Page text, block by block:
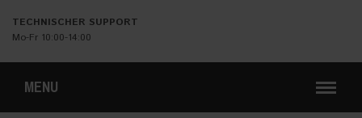
TECHNISCHER SUPPORT
Mo-Fr 10:00-14:00
MENU